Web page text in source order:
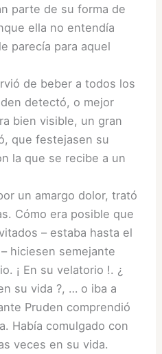
parte de su forma de
ella no entendía
parecía para aquel
de beber a todos los
detectó, o mejor
bien visible, un gran
que festejasen su
la que se recibe a un
un amargo dolor, trató
Cómo era posible que
– estaba hasta el
hiciesen semejante
¡ En su velatorio !. ¿
su vida ?, … o iba a
Pruden comprendió
Había comulgado con
veces en su vida.